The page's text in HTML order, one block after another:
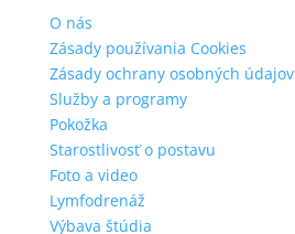
O nás
Zásady používania Cookies
Zásady ochrany osobných údajov
Služby a programy
Pokožka
Starostlivosť o postavu
Foto a video
Lymfodrenáž
Výbava štúdia